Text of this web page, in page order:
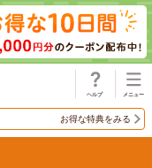
お得な特典をみる